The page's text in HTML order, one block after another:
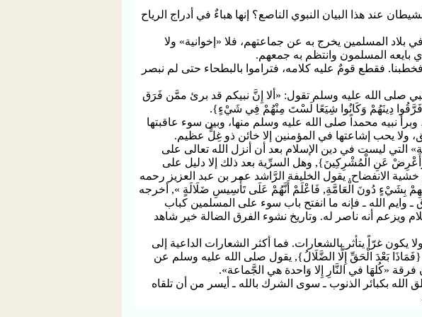
عند هذا البيان النبوي الناصع؟ إنها هباءٌ في أدراج الرياح
بلاد المسلمين يخرج به عن جماعتهم، فلا «إخوانية» ولا
بايعه المسلمون وانتظم به جمعهم.
فقطع قومٌ عليه كلامه، فتراموا بالبطحاء حتى لم نبصر
صلى الله عليه وسلم تقول: «ألا إِنَّ نبيكم قد برئ ممَّن فَرَق
فَرَّقُوا دِينَهُمْ وَكَانُوا شِيَعًا لَسْتَ مِنْهُمْ فِي شَيْءٍ}.
نبيه محمداً صلى الله عليه وسلم منها، وبين سوء عاقبتها
ولا يحب إشاعتها في المؤمنين إلا خائن ذو غِلٍّ عظيم.
التي ليست في دين الإسلام بعد أن أنزل الله تعالى على
عَنِ الْمُشْرِكِينَ}, وهل السرِّية بعد ذلك إلا دليل على
الانفضاح. يقول الخليفة الرَّاشد عمر بن عبد العزيز رحمه
بِشَيْءٍ دُونَ الْعَامَّةِ, فَاعْلَمْ أَنَّهُمْ عَلَى تَأْسِيسِ ضَلَالَةٍ », أخرجه
وايم الله ـ فإنه ما انفتح باب سوء على المسلمين كباب
ويزعم أنه ناصر له. وتاريخ نشوء الفرق الضالة خير شاهد
يكون غرّاً يتأثر بالشعارات. فما أكثر الشعارات الداعية إلى
{فَمَاذَا بَعْدَ الْحَقِّ إِلَّا الضَّلَالُ}, يقول صلى الله عليه وسلم عن
«كُلهَا في النَّارِ إِلا وَاحدة هي الجَّماعة».
الله بكبائر الذنوب ـ سوى الشرك بالله ـ أيسر من أن تلقاه